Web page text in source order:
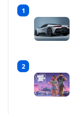
1
2